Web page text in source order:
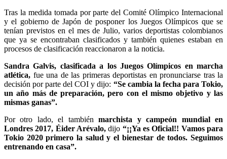
Tras la medida tomada por parte del Comité Olímpico Internacional
y el gobierno de Japón de posponer los Juegos Olímpicos que se
tenían previstos en el mes de Julio, varios deportistas colombianos
que ya se encontraban clasificados y también quienes estaban en
procesos de clasificación reaccionaron a la noticia.
Sandra Galvis, clasificada a los Juegos Olímpicos en marcha
atlética, fue una de las primeras deportistas en pronunciarse tras la
decisión por parte del COI y dijo: “Se cambia la fecha para Tokio,
un año más de preparación, pero con el mismo objetivo y las
mismas ganas”.
Por otro lado, el también marchista y campeón mundial en
Londres 2017, Éider Arévalo, dijo “¡¡Ya es Oficial!! Vamos para
Tokio 2020 primero la salud y el bienestar de todos. Seguimos
entrenando en casa”.